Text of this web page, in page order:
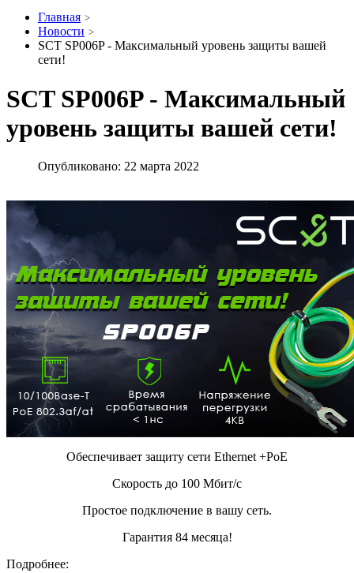
Главная
Новости
SCT SP006P - Максимальный уровень защиты вашей
сети!
SCT SP006P - Максимальный
уровень защиты вашей сети!
Опубликовано: 22 марта 2022
Обеспечивает защиту сети Ethernet +PoE
Скорость до 100 Мбит/с
Простое подключение в вашу сеть.
Гарантия 84 месяца!
Подробнее: